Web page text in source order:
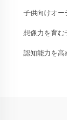
子供向けオー
想像力を育む
認知能力を高